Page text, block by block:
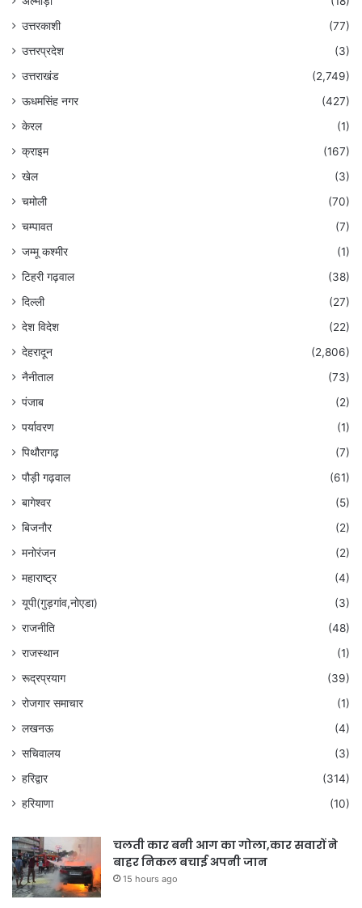
उत्तरकाशी
(77)
उत्तरप्रदेश
(3)
उत्तराखंड
(2,749)
ऊधमसिंह नगर
(427)
केरल
(1)
क्राइम
(167)
खेल
(3)
चमोली
(70)
चम्पावत
(7)
जम्मू कश्मीर
(1)
टिहरी गढ़वाल
(38)
दिल्ली
(27)
देश विदेश
(22)
देहरादून
(2,806)
नैनीताल
(73)
पंजाब
(2)
पर्यावरण
(1)
पिथौरागढ़
(7)
पौड़ी गढ़वाल
(61)
बागेश्वर
(5)
बिजनौर
(2)
मनोरंजन
(2)
महाराष्ट्र
(4)
यूपी(गुड़गांव,नोएडा)
(3)
राजनीति
(48)
राजस्थान
(1)
रूद्रप्रयाग
(39)
रोजगार समाचार
(1)
लखनऊ
(4)
सचिवालय
(3)
हरिद्वार
(314)
हरियाणा
(10)
चलती कार बनी आग का गोला,कार सवारों ने
बाहर निकल बचाई अपनी जान
15 hours ago